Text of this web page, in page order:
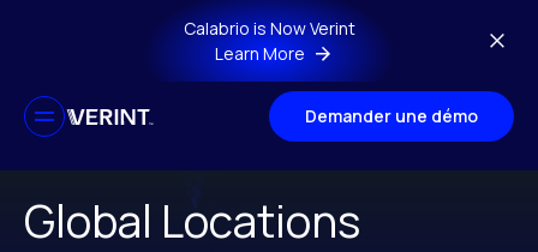
Skip to main contentCalabrio is Now Verint
Learn More
Demander une démo
Global Locations